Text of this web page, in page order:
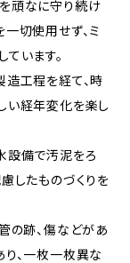
頑なに守り続け
切使用せず、ミ
います。
工程を経て、時
い経年変化を楽し
設備で汚泥をろ
したものづくりを
の跡、傷などがあ
、一枚一枚異な